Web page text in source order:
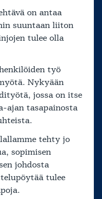
on antaa
suuntaan liiton
tulee olla
työ
Nykyään
jossa on itse
ajan tasapainosta
tehty jo
sopimisen
johdosta
tulee